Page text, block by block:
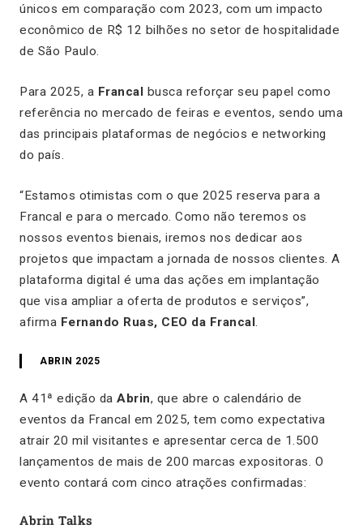
únicos em comparação com 2023, com um impacto
econômico de R$ 12 bilhões no setor de hospitalidade
de São Paulo.
Para 2025, a Francal busca reforçar seu papel como
referência no mercado de feiras e eventos, sendo uma
das principais plataformas de negócios e networking
do país.
“Estamos otimistas com o que 2025 reserva para a
Francal e para o mercado. Como não teremos os
nossos eventos bienais, iremos nos dedicar aos
projetos que impactam a jornada de nossos clientes. A
plataforma digital é uma das ações em implantação
que visa ampliar a oferta de produtos e serviços”,
afirma Fernando Ruas, CEO da Francal.
ABRIN 2025
A 41ª edição da Abrin, que abre o calendário de
eventos da Francal em 2025, tem como expectativa
atrair 20 mil visitantes e apresentar cerca de 1.500
lançamentos de mais de 200 marcas expositoras. O
evento contará com cinco atrações confirmadas:
Abrin Talks